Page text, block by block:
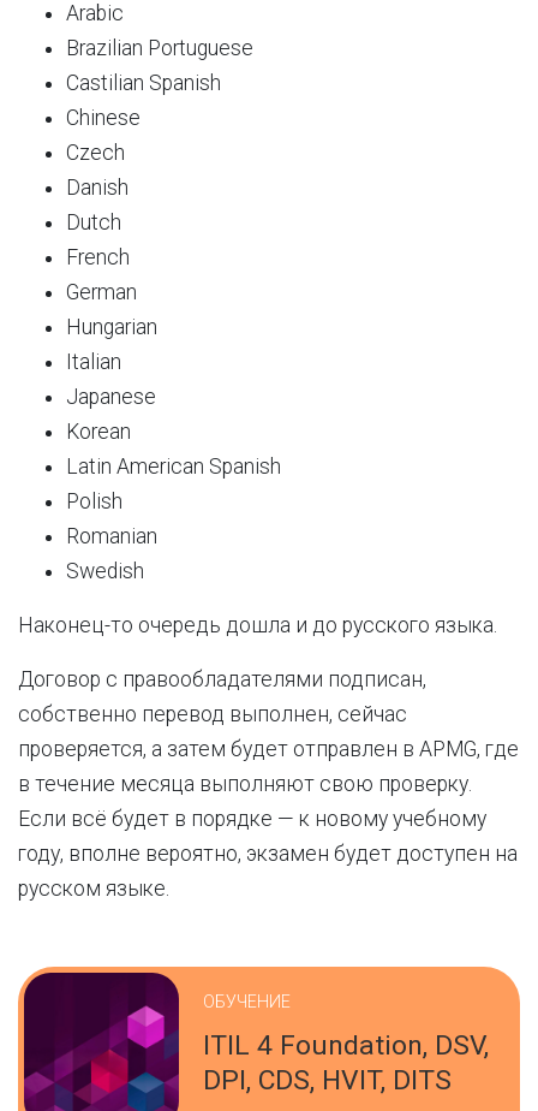
Arabic
Brazilian Portuguese
Castilian Spanish
Chinese
Czech
Danish
Dutch
French
German
Hungarian
Italian
Japanese
Korean
Latin American Spanish
Polish
Romanian
Swedish
Наконец-то очередь дошла и до русского языка.
Договор с правообладателями подписан,
собственно перевод выполнен, сейчас
проверяется, а затем будет отправлен в APMG, где
в течение месяца выполняют свою проверку.
Если всё будет в порядке — к новому учебному
году, вполне вероятно, экзамен будет доступен на
русском языке.
ОБУЧЕНИЕ
ITIL 4 Foundation, DSV,
DPI, CDS, HVIT, DITS